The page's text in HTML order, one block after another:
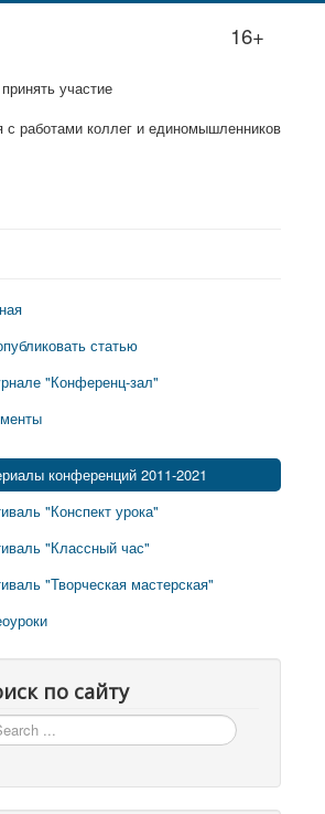
16+
участие
с работами коллег и единомышленников
статью
"Конференц-зал"
конференций 2011-2021
"Конспект урока"
"Классный час"
"Творческая мастерская"
по сайту